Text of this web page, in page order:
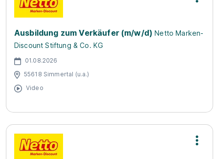
Ausbildung zum Verkäufer (m/w/d) Netto Marken-
Discount Stiftung & Co. KG
01.08.2026
55618 Simmertal (u.a.)
Video